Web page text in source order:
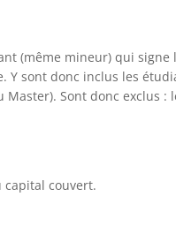
(même mineur) qui
sont donc inclus les
Sont donc exclus
couvert.